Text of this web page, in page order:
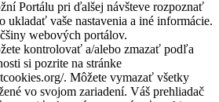
Portálu pri ďalšej návšteve rozpoznať
ukladať vaše nastavenia a iné informácie.
webových portálov.
kontrolovať a/alebo zmazať podľa
si pozrite na stránke
. Môžete vymazať všetky
vo svojom zariadení. Váš prehliadač